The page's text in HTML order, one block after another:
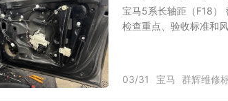
宝马5系长轴距（F18）
检查重点、验收标准和风
03/31 宝马 群辉维修